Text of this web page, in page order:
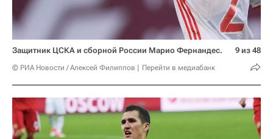
Защитник ЦСКА и сборной России Марио Фернандес.
© РИА Новости / Алексей Филиппов Перейти в медиабанк
9 из 48